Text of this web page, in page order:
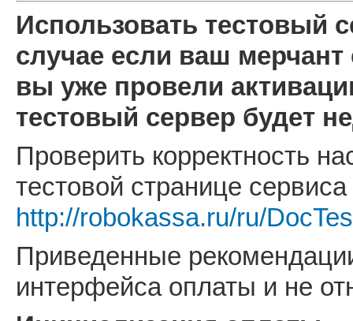
Использовать тестовый
случае если ваш
вы уже провели
тестовый сервер будет
Проверить корректность
тестовой странице
http://robokassa.ru/ru/
Приведенные
интерфейса оплаты и не